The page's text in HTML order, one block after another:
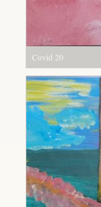
Covid 20